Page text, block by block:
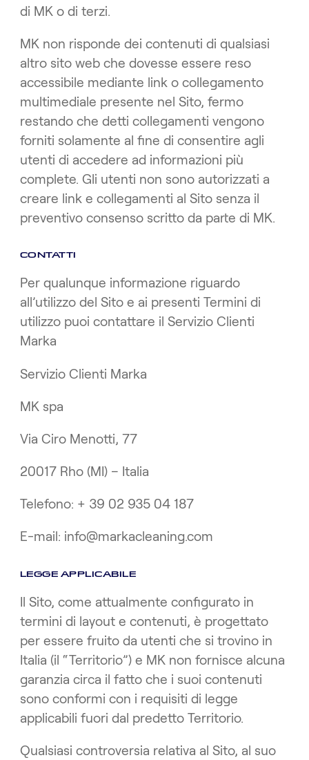
di MK o di terzi.
MK non risponde dei contenuti di qualsiasi
altro sito web che dovesse essere reso
accessibile mediante link o collegamento
multimediale presente nel Sito, fermo
restando che detti collegamenti vengono
forniti solamente al fine di consentire agli
utenti di accedere ad informazioni più
complete. Gli utenti non sono autorizzati a
creare link e collegamenti al Sito senza il
preventivo consenso scritto da parte di MK.
CONTATTI
Per qualunque informazione riguardo
all’utilizzo del Sito e ai presenti Termini di
utilizzo puoi contattare il Servizio Clienti
Marka
Servizio Clienti Marka
MK spa
Via Ciro Menotti, 77
20017 Rho (MI) – Italia
Telefono: + 39 02 935 04 187
E-mail: info@markacleaning.com
LEGGE APPLICABILE
Il Sito, come attualmente configurato in
termini di layout e contenuti, è progettato
per essere fruito da utenti che si trovino in
Italia (il “Territorio”) e MK non fornisce alcuna
garanzia circa il fatto che i suoi contenuti
sono conformi con i requisiti di legge
applicabili fuori dal predetto Territorio.
Qualsiasi controversia relativa al Sito, al suo